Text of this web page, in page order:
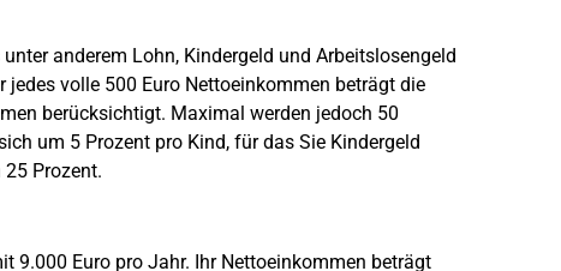
anderem Lohn, Kindergeld und Arbeitslosengeld
volle 500 Euro Nettoeinkommen beträgt die
berücksichtigt. Maximal werden jedoch 50
um 5 Prozent pro Kind, für das Sie Kindergeld
Prozent.
9.000 Euro pro Jahr. Ihr Nettoeinkommen beträgt